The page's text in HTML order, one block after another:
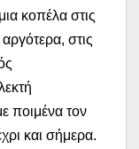
κοπέλα στις
στις
ποιμένα τον
και σήμερα.